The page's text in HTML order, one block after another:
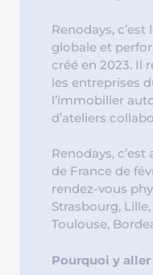
Renodays,
globale et
créé en 2023. Il
les entreprises
l’immobilier
d’ateliers
Renodays,
de France de
rendez-vous
Strasbourg,
Toulouse,
Pourquoi y aller